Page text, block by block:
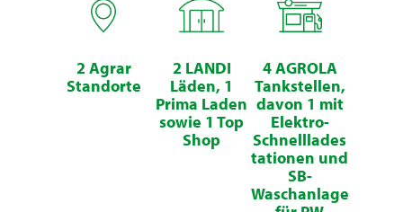
2 Agrar
Standorte
2 LANDI
Läden, 1
Prima Laden
sowie 1 Top
Shop
4 AGROLA
Tankstellen,
davon 1 mit
Elektro-
Schnelllades
tationen und
SB-
Waschanlage